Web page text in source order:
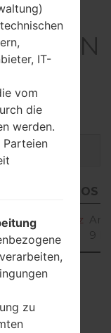
Firmwaren
OS
9
IT-
vom
die
werden.
Parteien
zu